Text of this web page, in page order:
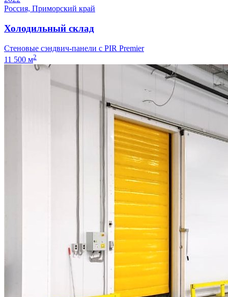
Россия, Приморский край
Холодильный склад
Стеновые сэндвич-панели с PIR Premier
11 500 м2